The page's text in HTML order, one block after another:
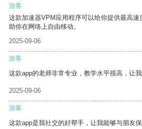
游客
这款加速器VPM应用程序可以给你提供最高
助你在网络上自由移动。
2025-09-06
游客
这款app的老师非常专业，教学水平很高，让
2025-09-06
游客
这款app是我社交的好帮手，让我能够与朋友